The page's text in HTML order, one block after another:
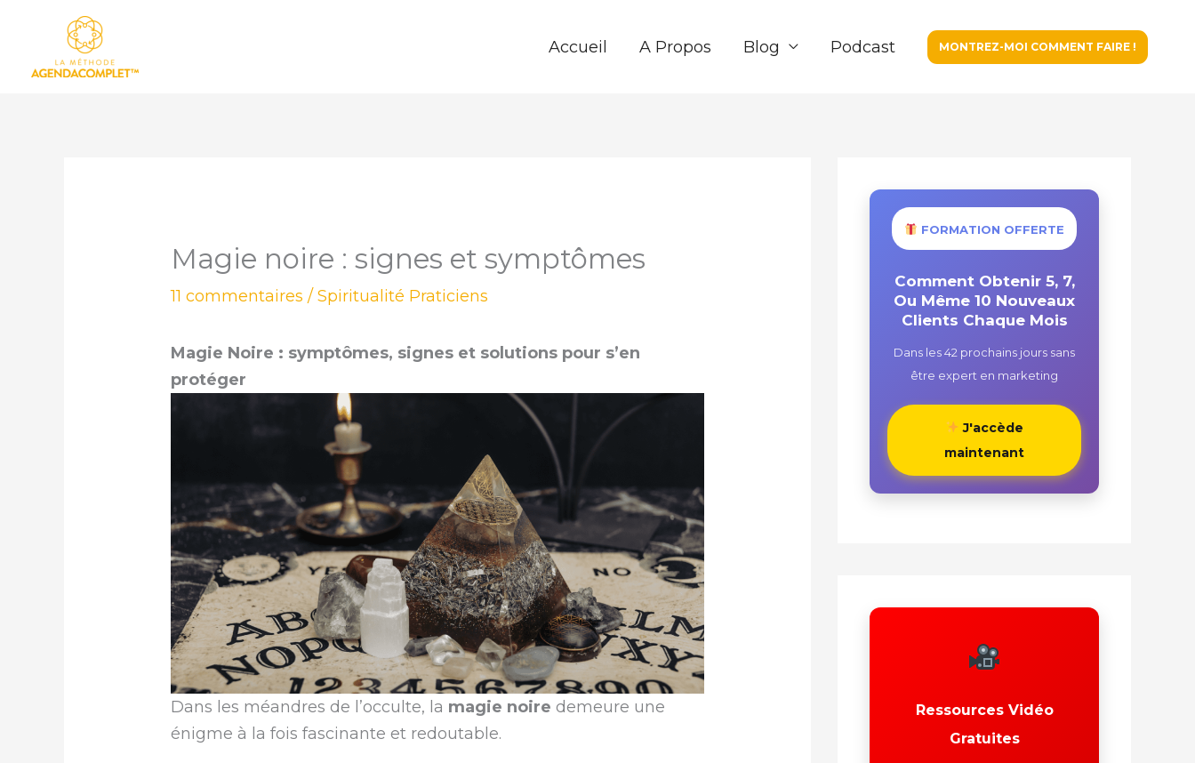
contenu
Accueil A Propos Blog Podcast MONTREZ-MOI COMMENT FAIRE !
Magie noire : signes et symptômes
11 commentaires /Spiritualité Praticiens
Magie Noire : symptômes, signes et solutions pour s’en
protéger
Dans les méandres de l’occulte, la magie noire demeure une
énigme à la fois fascinante et redoutable.
FORMATION OFFERTE
Comment Obtenir 5, 7,
Ou Même 10 Nouveaux
Clients Chaque Mois
Dans les 42 prochains jours sans
être expert en marketing
J'accède
maintenant
Ressources Vidéo
Gratuites